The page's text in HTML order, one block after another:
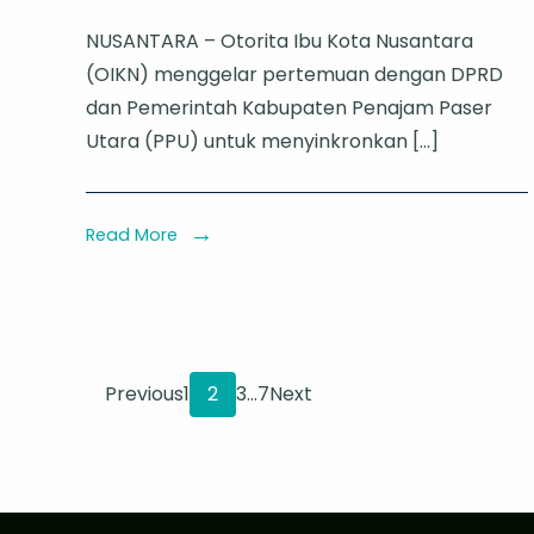
DPRD,
dan
Pemkab
PPU
NUSANTARA – Otorita Ibu Kota Nusantara
(OIKN) menggelar pertemuan dengan DPRD
dan Pemerintah Kabupaten Penajam Paser
Utara (PPU) untuk menyinkronkan […]
Read More
Paginasi
PreviousPage
1 Page
2 Page
3…Page
7Next